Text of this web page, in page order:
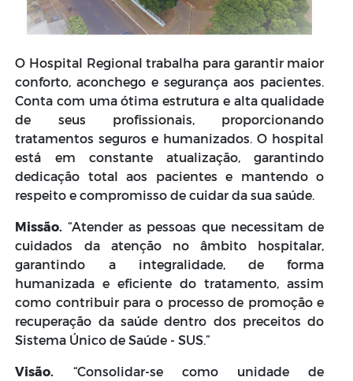
O Hospital Regional trabalha para garantir maior
conforto, aconchego e segurança aos pacientes.
Conta com uma ótima estrutura e alta qualidade
de seus profissionais, proporcionando
tratamentos seguros e humanizados. O hospital
está em constante atualização, garantindo
dedicação total aos pacientes e mantendo o
respeito e compromisso de cuidar da sua saúde.
Missão. “Atender as pessoas que necessitam de
cuidados da atenção no âmbito hospitalar,
garantindo a integralidade, de forma
humanizada e eficiente do tratamento, assim
como contribuir para o processo de promoção e
recuperação da saúde dentro dos preceitos do
Sistema Único de Saúde - SUS.”
Visão. “Consolidar-se como unidade de